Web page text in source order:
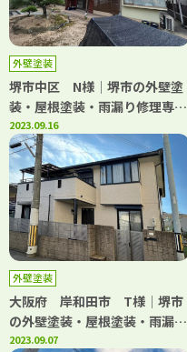
外壁塗装
堺市中区 N様│堺市の外壁塗
装・屋根塗装・雨漏り修理専門
店 千成工務店
2023.09.16
外壁塗装
大阪府 岸和田市 T様│堺市
の外壁塗装・屋根塗装・雨漏り
修理専門店 千成工務店
2023.09.07